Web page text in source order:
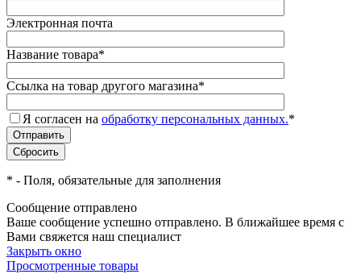
Электронная почта
Название товара*
Ссылка на товар другого магазина*
Я согласен на обработку персональных данных.*
* - Поля, обязательные для заполнения
Сообщение отправлено
Ваше сообщение успешно отправлено. В ближайшее время с
Вами свяжется наш специалист
Закрыть окно
Просмотренные товары